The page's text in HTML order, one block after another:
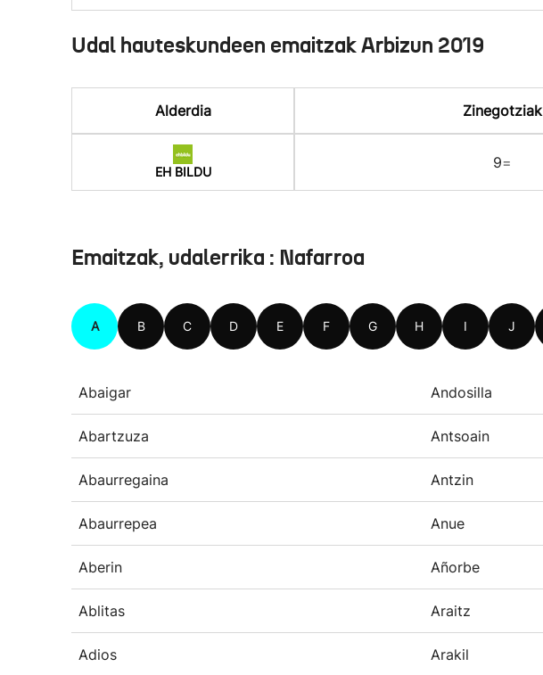
Udal hauteskundeen emaitzak Arbizun 2019
Alderdia Zinegotziak
EH BILDU
9=
Emaitzak, udalerrika : Nafarroa
A B C D E F G H I J
Abaigar Andosilla
Abartzuza Antsoain
Abaurregaina Antzin
Abaurrepea Anue
Aberin Añorbe
Ablitas Araitz
Adios Arakil